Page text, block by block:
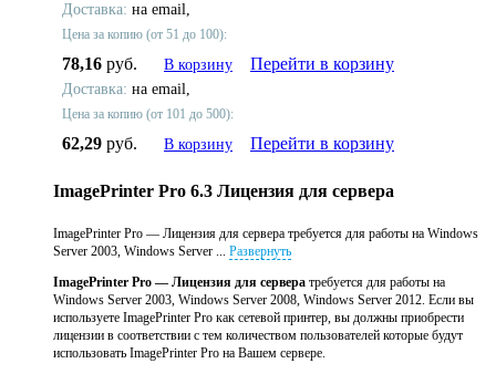
Доставка: на email,
Цена за копию (от 51 до 100):
78,16 руб. В корзину Перейти в корзину
Доставка: на email,
Цена за копию (от 101 до 500):
62,29 руб. В корзину Перейти в корзину
ImagePrinter Pro 6.3 Лицензия для сервера
ImagePrinter Pro — Лицензия для сервера требуется для работы на Windows
Server 2003, Windows Server ... Развернуть
ImagePrinter Pro — Лицензия для сервера требуется для работы на
Windows Server 2003, Windows Server 2008, Windows Server 2012. Если вы
используете ImagePrinter Pro как сетевой принтер, вы должны приобрести
лицензии в соответствии с тем количеством пользователей которые будут
использовать ImagePrinter Pro на Вашем сервере.